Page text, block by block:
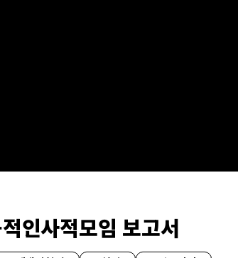
인사적모임 보고서